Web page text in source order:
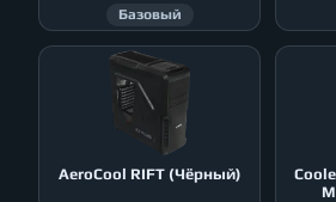
Базовый
AeroСool RIFT (Чёрный)